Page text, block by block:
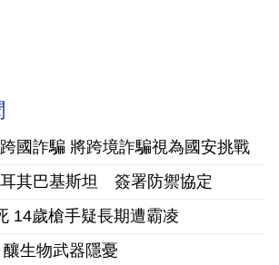
國詐騙 將跨境詐騙視為國安挑戰
其巴基斯坦 簽署防禦協定
14歲槍手疑長期遭霸凌
生物武器隱憂